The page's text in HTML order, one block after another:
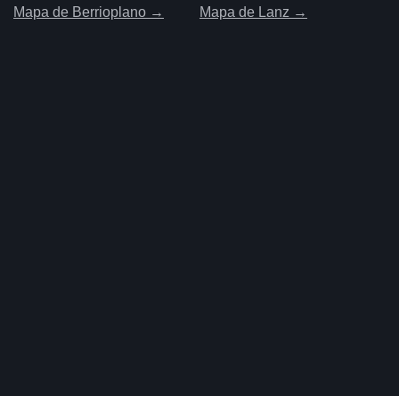
Mapa de Berrioplano → Mapa de Lanz →